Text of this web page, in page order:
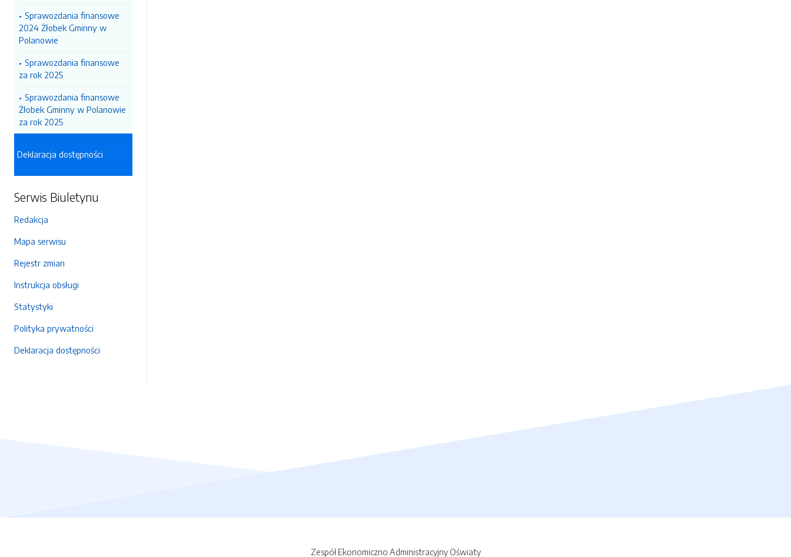
Sprawozdania finansowe
2024 Żłobek Gminny w
Polanowie
Sprawozdania finansowe
za rok 2025
Sprawozdania finansowe
Żłobek Gminny w Polanowie
za rok 2025
Deklaracja dostępności
Serwis Biuletynu
Redakcja
Mapa serwisu
Rejestr zmian
Instrukcja obsługi
Statystyki
Polityka prywatności
Deklaracja dostępności
Zespół Ekonomiczno Administracyjny Oświaty